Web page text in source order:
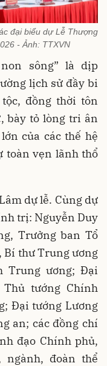
đại biểu dự Lễ Thượng
- Ảnh: TTXVN
sông” là dịp
lịch sử đầy bi
đồng thời tôn
bày tỏ lòng tri ân
của các thế hệ
toàn vẹn lãnh thổ
dự lễ. Cùng dự
trị: Nguyễn Duy
Trưởng ban Tổ
Bí thư Trung ương
Trung ương; Đại
Thủ tướng Chính
Đại tướng Lương
an; các đồng chí
đạo Chính phủ,
ngành, đoàn thể